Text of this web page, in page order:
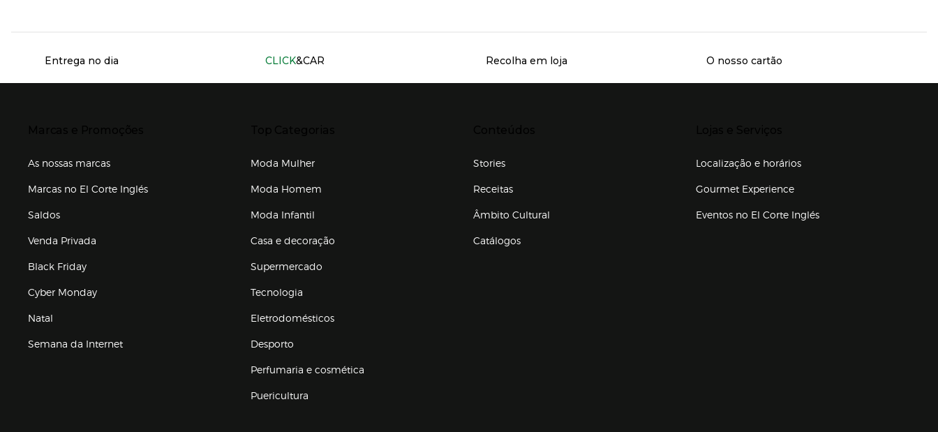
Servicios destacados
Entrega no dia CLICK&CAR Recolha em loja O nosso cartão
As nossas marcas
Marcas no El Corte Inglés
Saldos
Venda Privada
Black Friday
Cyber Monday
Natal
Semana da Internet
Moda Mulher
Moda Homem
Moda Infantil
Casa e decoração
Supermercado
Tecnologia
Eletrodomésticos
Desporto
Perfumaria e cosmética
Puericultura
Stories
Receitas
Âmbito Cultural
Catálogos
Localização e horários
Gourmet Experience
Eventos no El Corte Inglés